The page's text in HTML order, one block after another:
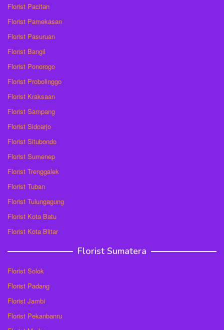
Florist Pacitan
Florist Pamekasan
Florist Pasuruan
Florist Bangil
Florist Ponorogo
Florist Probolinggo
Florist Kraksaan
Florist Sampang
Florist Sidoarjo
Florist Situbondo
Florist Sumenep
Florist Trenggalek
Florist Tuban
Florist Tulungagung
Florist Kota Batu
Florist Kota Blitar
Florist Sumatera
Florist Solok
Florist Padang
Florist Jambi
Florist Pekanbanru